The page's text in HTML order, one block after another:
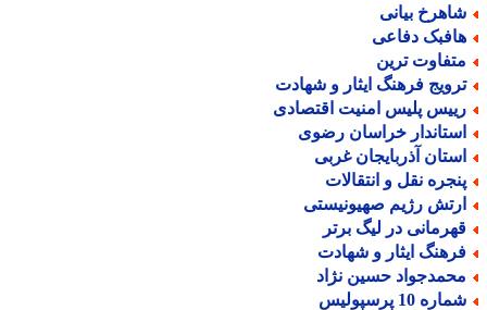
بیانی
دفاعی
ترین
فرهنگ ایثار و شهادت
پلیس امنیت اقتصادی
خراسان رضوی
آذربایجان غربی
نقل و انتقالات
رژیم صهیونیستی
در لیگ برتر
ایثار و شهادت
حسین نژاد
10 پرسپولیس